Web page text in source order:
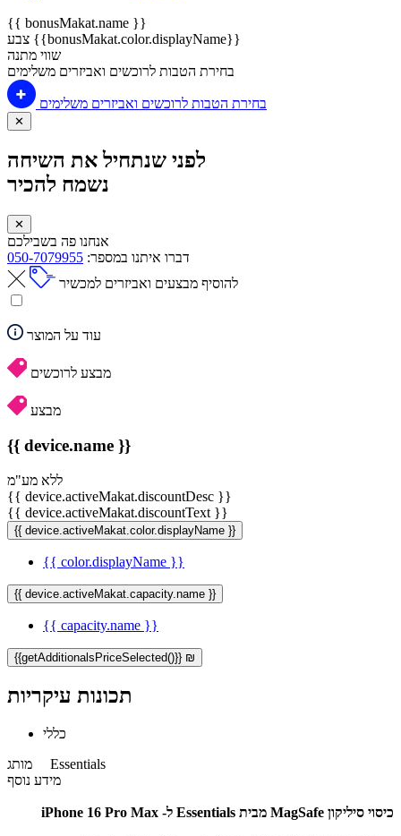
{{ bonusMakat.name }}
צבע {{bonusMakat.color.displayName}}
שווי מתנה
בחירת הטבות לרוכשים ואביזרים משלימים
בחירת הטבות לרוכשים ואביזרים משלימים
✕
לפני שנתחיל את השיחה
נשמח להכיר
✕
אנחנו פה בשבילכם
דברו איתנו במספר: 050-7079955
להוסיף מבצעים ואביזרים למכשיר
עוד על המוצר
מבצע לרוכשים
מבצע
{{ device.name }}
ללא מע"מ
{{ device.activeMakat.discountDesc }}
{{ device.activeMakat.discountText }}
{{ device.activeMakat.color.displayName }}
{{ color.displayName }}
{{ device.activeMakat.capacity.name }}
{{ capacity.name }}
{{getAdditionalsPriceSelected()}} ₪
תכונות עיקריות
כללי
מותג Essentials
מידע נוסף
כיסוי סיליקון MagSafe מבית Essentials ל- iPhone 16 Pro Max